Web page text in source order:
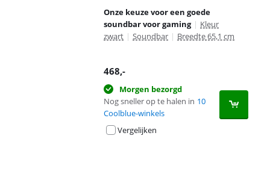
Onze keuze voor een goede
soundbar voor gaming | Kleur
zwart | Soundbar | Breedte 65,1 cm
468,-
Morgen bezorgd
Nog sneller op te halen in 10
Coolblue-winkels
Vergelijken